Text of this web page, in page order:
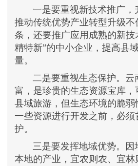
一是要重视新技术推广，
推动传统优势产业转型升级
条，还要推广应用成熟的新
精特新”的中小企业，提高县
量。
二是要重视生态保护。云
富，是珍贵的生态资源宝库，
县域旅游，但生态环境的脆
一些资源进行开发之前，必须
护。
三是要发挥地域优势。因
本地的产业，宜农则农、宜林